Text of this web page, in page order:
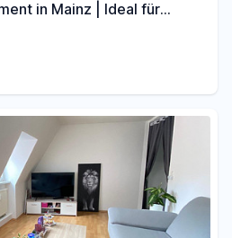
in Mainz | Ideal für